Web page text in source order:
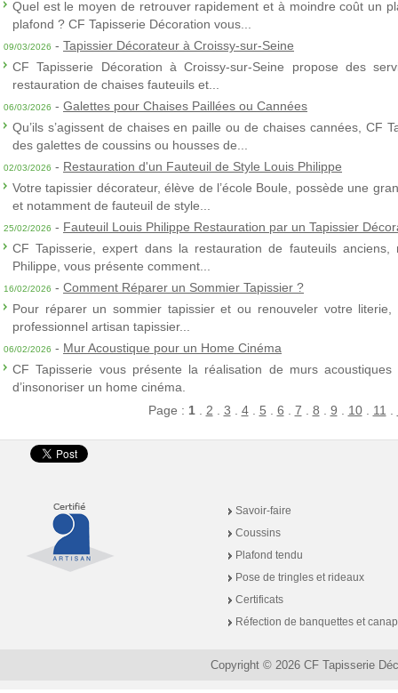
Quel est le moyen de retrouver rapidement et à moindre coût un
plafond ? CF Tapisserie Décoration vous...
09/03/2026 - Tapissier Décorateur à Croissy-sur-Seine
CF Tapisserie Décoration à Croissy-sur-Seine propose des
restauration de chaises fauteuils et...
06/03/2026 - Galettes pour Chaises Paillées ou Cannées
Qu’ils s’agissent de chaises en paille ou de chaises cannées, CF
des galettes de coussins ou housses de...
02/03/2026 - Restauration d'un Fauteuil de Style Louis Philippe
Votre tapissier décorateur, élève de l’école Boule, possède une
et notamment de fauteuil de style...
25/02/2026 - Fauteuil Louis Philippe Restauration par un Tapissier
CF Tapisserie, expert dans la restauration de fauteuils
Philippe, vous présente comment...
16/02/2026 - Comment Réparer un Sommier Tapissier ?
Pour réparer un sommier tapissier et ou renouveler votre
professionnel artisan tapissier...
06/02/2026 - Mur Acoustique pour un Home Cinéma
CF Tapisserie vous présente la réalisation de murs
d’insonoriser un home cinéma.
Page : 1. 2 3 4. 5 6 7 8 9 10. 11
Savoir-faire
Coussins
Plafond tendu
Pose de tringles et rideaux
Certificats
Réfection de banquettes et
Copyright © 2026 CF Tapisserie